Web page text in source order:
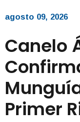
agosto 09, 2026
Canelo
Primer